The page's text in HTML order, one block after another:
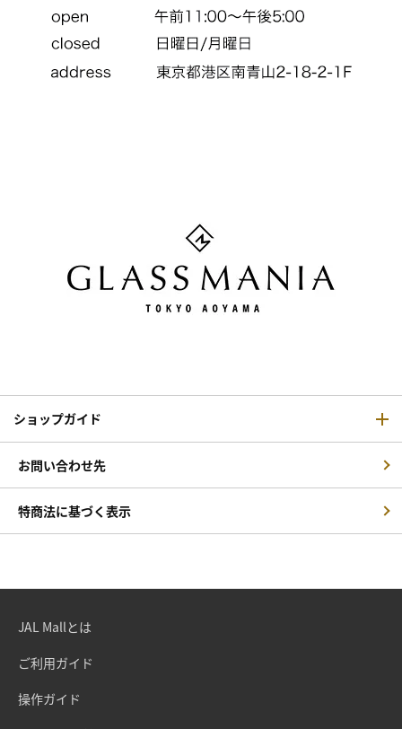
ショップガイド
お問い合わせ先
特商法に基づく表示
JAL Mallとは
ご利用ガイド
操作ガイド